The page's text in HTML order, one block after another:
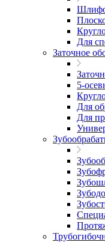
Для
Заточное
5-
Для
Для